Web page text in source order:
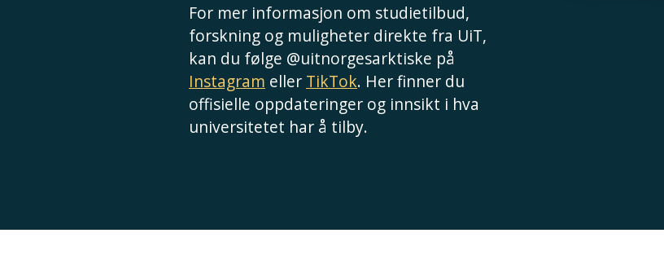
For mer informasjon om studietilbud,
forskning og muligheter direkte fra UiT,
kan du følge @uitnorgesarktiske på
Instagram eller TikTok. Her finner du
offisielle oppdateringer og innsikt i hva
universitetet har å tilby.